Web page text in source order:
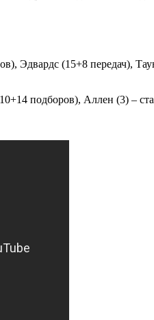
Эдвардс (15+8 передач),
подборов), Аллен (3) –